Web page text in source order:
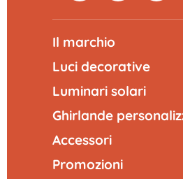
Il marchio
Luci decorative
Luminari solari
Ghirlande
Accessori
Promozioni